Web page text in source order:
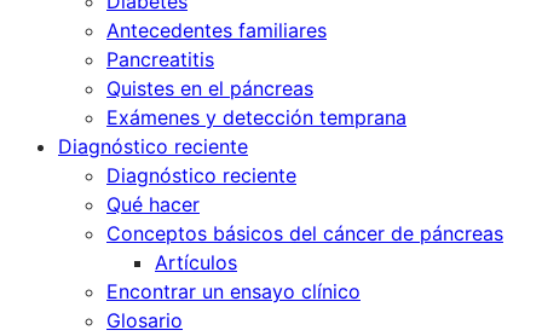
Antecedentes familiares
Pancreatitis
Quistes en el páncreas
Exámenes y detección temprana
Diagnóstico reciente
Diagnóstico reciente
Qué hacer
Conceptos básicos del cáncer de páncreas
Artículos
Encontrar un ensayo clínico
Glosario